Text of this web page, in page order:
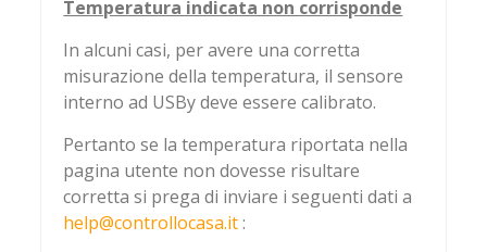
Temperatura indicata non corrisponde
In alcuni casi, per avere una corretta
misurazione della temperatura, il sensore
interno ad USBy deve essere calibrato.
Pertanto se la temperatura riportata nella
pagina utente non dovesse risultare
corretta si prega di inviare i seguenti dati a
help@controllocasa.it: